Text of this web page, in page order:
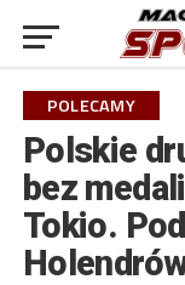
POLECAMY
Polskie
bez
Tokio.